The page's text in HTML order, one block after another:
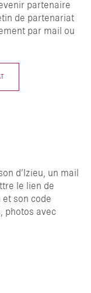
partenaire
de partenariat
par mail ou
d’Izieu, un mail
le lien de
son code
photos avec